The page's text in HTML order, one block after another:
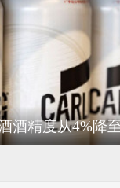
酒精度从4%降